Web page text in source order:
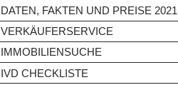
DATEN, FAKTEN UND PREISE 2021
VERKÄUFERSERVICE
IMMOBILIENSUCHE
IVD CHECKLISTE